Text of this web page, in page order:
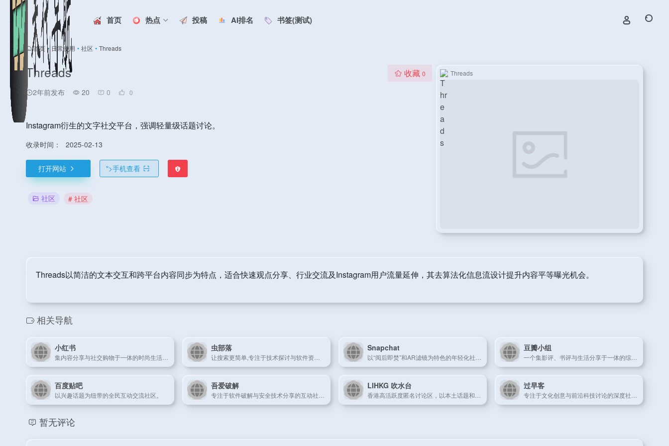
首页 热点 投稿 AI排名 书签(测试)
首页 • 日常使用 • 社区 • Threads
Threads
2年前发布 20 0 0
收藏 0
Instagram衍生的文字社交平台，强调轻量级话题讨论。
收录时间： 2025-02-13
打开网站 ">手机查看
社区 # 社区
Threads
Threads以简洁的文本交互和跨平台内容同步为特点，适合快速观点分享、行业交流及Instagram用户流量延伸，其去算法化信息流设计提升内容平等曝光机会。
相关导航
小红书 虫部落 Snapchat 豆瓣小组
百度贴吧
以兴趣话题为纽带的全民互动交流社区。
吾爱破解 LIHKG 吹水台 过早客
暂无评论